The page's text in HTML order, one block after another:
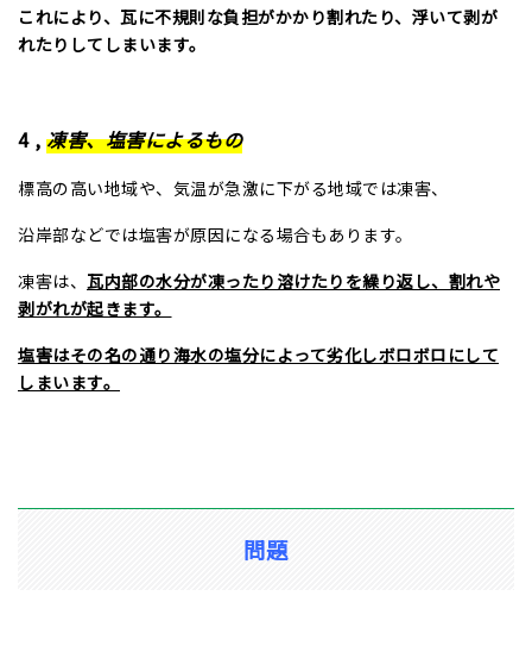
これにより、瓦に不規則な負担がかかり割れたり、浮いて剥が
れたりしてしまいます。
4 , 凍害、塩害によるもの
標高の高い地域や、気温が急激に下がる地域では凍害、
沿岸部などでは塩害が原因になる場合もあります。
凍害は、 瓦内部の水分が凍ったり溶けたりを繰り返し、割れや
剥がれが起きます。
塩害はその名の通り海水の塩分によって劣化しボロボロにして
しまいます。
問題